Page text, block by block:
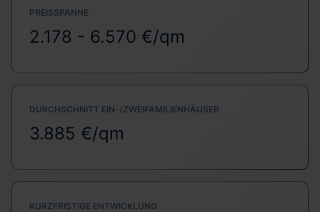
PREISSPANNE
2.178 - 6.570 €/qm
DURCHSCHNITT EIN-/ZWEIFAMILIENHÄUSER
3.885 €/qm
KURZFRISTIGE ENTWICKLUNG